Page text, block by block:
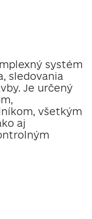
systém
sledovania
Je určený
všetkým
aj